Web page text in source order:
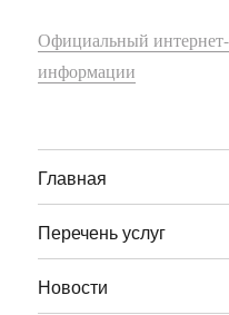
Официальный
информации
Главная
Перечень услуг
Новости